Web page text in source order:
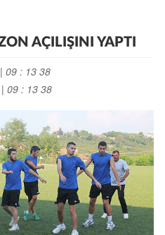
AÇILIŞINI YAPTI
09 : 13 38
09 : 13 38